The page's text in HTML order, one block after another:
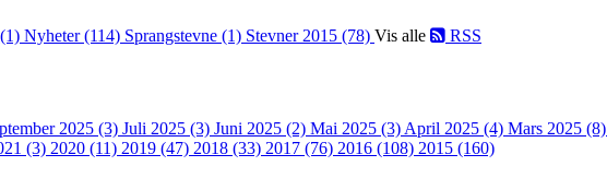
Nyheter (114) Sprangstevne (1) Stevner 2015 (78) Vis alle RSS
2025 (3) Juli 2025 (3) Juni 2025 (2) Mai 2025 (3) April 2025 (4) Mars 2025 (8)
(3) 2020 (11) 2019 (47) 2018 (33) 2017 (76) 2016 (108) 2015 (160)